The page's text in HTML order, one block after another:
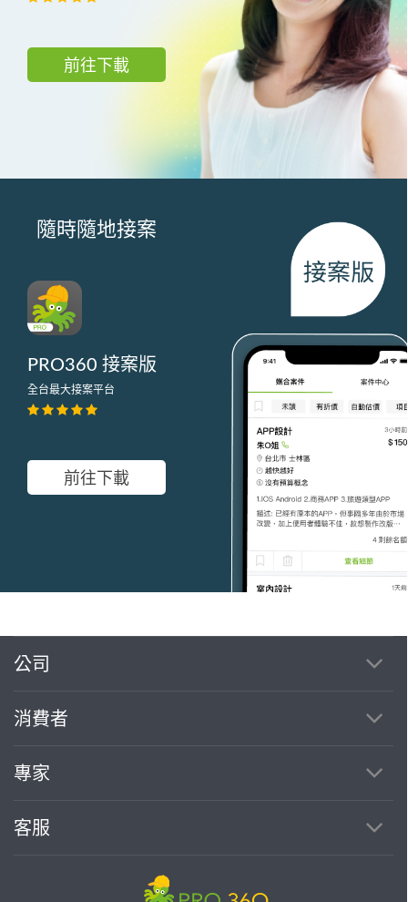
前往下載
隨時隨地接案
PRO360 接案版
全台最大接案平台
前往下載
公司
消費者
專家
客服
繼續完成